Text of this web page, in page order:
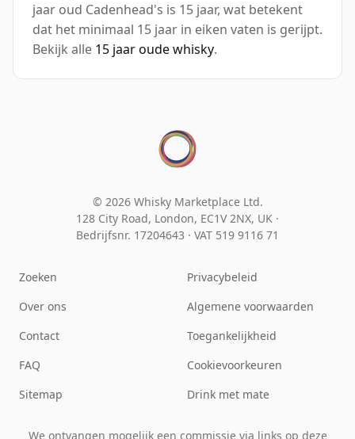
jaar oud Cadenhead's is 15 jaar, wat betekent
dat het minimaal 15 jaar in eiken vaten is gerijpt.
Bekijk alle 15 jaar oude whisky.
© 2026 Whisky Marketplace Ltd.
128 City Road, London, EC1V 2NX, UK ·
Bedrijfsnr. 17204643 · VAT 519 9116 71
Zoeken
Over ons
Contact
FAQ
Sitemap
Privacybeleid
Algemene voorwaarden
Toegankelijkheid
Cookievoorkeuren
Drink met mate
We ontvangen mogelijk een commissie via links op deze